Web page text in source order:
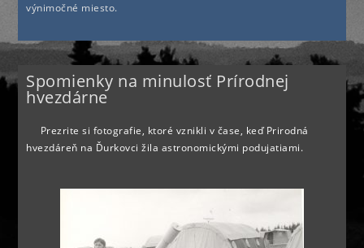
výnimočné miesto.
Spomienky na minulosť Prírodnej
hvezdárne
Prezrite si fotografie, ktoré vznikli v čase, keď Prirodná
hvezdáreň na Ďurkovci žila astronomickými podujatiami.